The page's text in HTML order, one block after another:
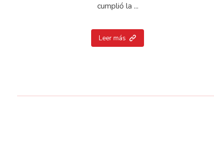
cumplió la ...
Leer más